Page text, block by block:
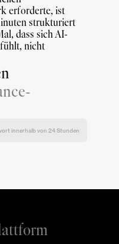
erforderte, ist
strukturiert
dass sich AI-
nicht
innerhalb von 24 Stunden